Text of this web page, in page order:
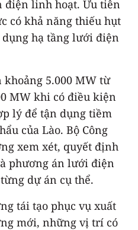
điện linh hoạt. Ưu tiên
có khả năng thiếu hụt
hạ tầng lưới điện
5.000 MW từ
MW khi có điều kiện
lý để tận dụng tiềm
của Lào. Bộ Công
xem xét, quyết định
phương án lưới điện
dự án cụ thể.
tái tạo phục vụ xuất
mới, những vị trí có